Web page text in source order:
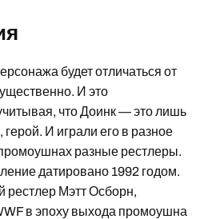
будет отличаться от
И это
что Доинк — это лишь
И играли его в разное
разные рестлеры.
датировано 1992 годом.
рестлер Мэтт Осборн,
в эпоху выхода промоушна